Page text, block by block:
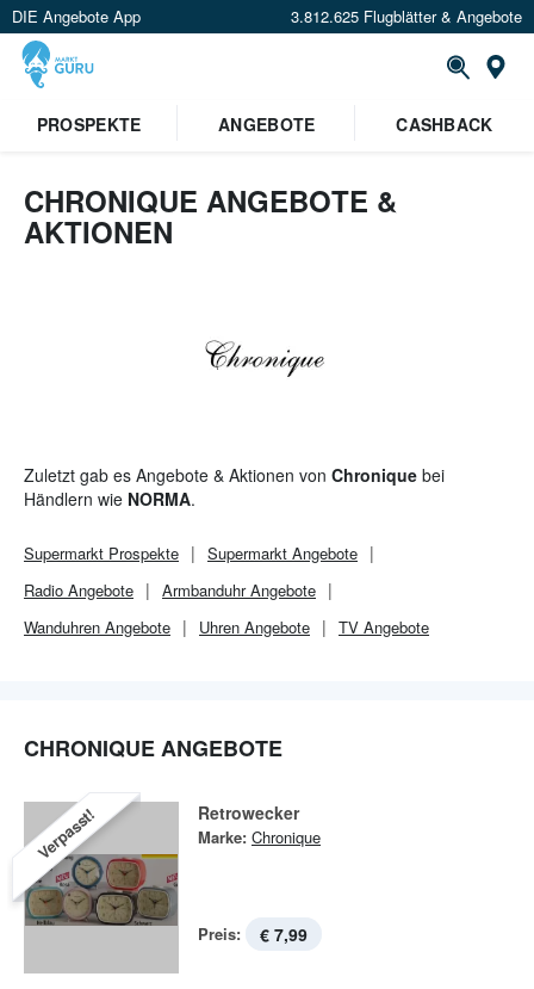
DIE Angebote App 3.812.625 Flugblätter & Angebote
PROSPEKTE ANGEBOTE CASHBACK
CHRONIQUE ANGEBOTE &
AKTIONEN
Zuletzt gab es Angebote & Aktionen von Chronique bei
Händlern wie NORMA.
Supermarkt Prospekte Supermarkt Angebote
Radio Angebote
Armbanduhr Angebote
Wanduhren Angebote
Uhren Angebote TV Angebote
CHRONIQUE ANGEBOTE
Verpasst! Retrowecker
Marke: Chronique
Preis: € 7,99